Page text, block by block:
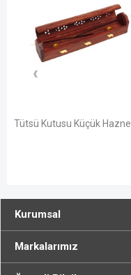
Tütsü Kutusu Küçük
Kurumsal
Markalarımız